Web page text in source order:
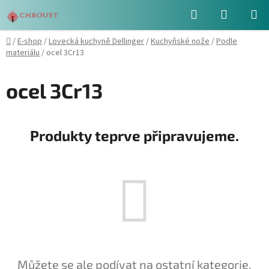
na
obsah
Hledat
KOŠÍK
Domů
/E-shop/Lovecká kuchyně Dellinger/Kuchyňské nože/Podle
materiálu/ ocel 3Cr13
ocel 3Cr13
Produkty teprve připravujeme.
Můžete se ale podívat na ostatní kategorie.